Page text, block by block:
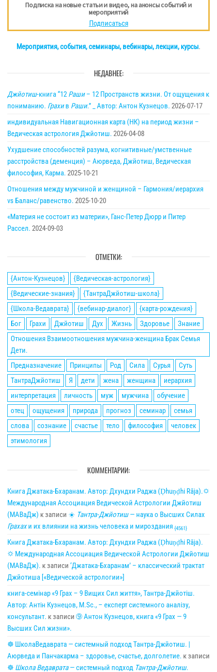
Подписка на новые статьи и видео, на анонсы событий и
мероприятий
Подписаться
Мероприятия, события, семинары, вебинары, лекции, курсы.
НЕДАВНЕЕ:
Джйотиш-книга “12 Раши– 12 Пространств жизни. От ощущения к
пониманию. Грахив Раши.” _ Автор: Антон Кузнецов. 2026-07-17
индивидуальная Навигационная карта (НК) на период жизни –
Ведическая астрология Джйотиш. 2026-04-08
Ухудшение способностей разума, когнитивные/умственные
расстройства (деменция) – Аюрведа, Джйотиш, Ведическая
философия, Карма. 2025-10-21
Отношения между мужчиной и женщиной – Гармония/иерархия
vs Баланс/равенство. 2025-10-20
«Материя не состоит из материи», Ганс-Петер Дюрр и Питер
Рассел. 2024-09-03
ОТМЕТКИ:
{Антон-Кузнецов}
{Ведическая-астрология}
{Ведические-знания}
{ТантраДжйотиш-школа}
{Школа-Ведаврата}
{вебинар-диалог}
{карта-рождения}
Бог
Грахи Джйотиш Дух Жизнь Здоровье
Знание
Отношения Взаимоотношения мужчина-женщина Брак Семья
Дети.
Предназначение
Принципы Род Сила Сурья
Суть
ТантраДжйотиш
Я дети жена женщина
иерархия
интерпретация
личность муж мужчина
обучение
отец
ощущения природа прогноз семинар
семья
слова
сознание счастье тело философия
человек
этимология
КОММЕНТАРИИ:
Книга Джатака-Бхаранам. Автор: Дхундхи Раджа (Ḍhuṇḍhi Rāja).🌣
Международная Ассоциация Ведической Астрологии Джйотиш
(МАВаДж) к записи ☀ Тантра-Джйотиш— наука о Высших Силах
Грахахи их влиянии на жизнь человека и мироздания {4561}
Книга Джатака-Бхаранам. Автор: Дхундхи Раджа (Ḍhuṇḍhi Rāja).
🌣 Международная Ассоциация Ведической Астрологии Джйотиш
(МАВаДж). к записи ‘Джатака-Бхаранам’ – классический трактат
Джйотиша [«Ведической астрологии»]
книга-семінар «9 Грах – 9 Вищих Сил життя», Тантра-Джйотіш.
Автор: Антін Кузнецов, M.Sc., – експерт системного аналізу,
консультант. к записи ➈ Антон Кузнецов, книга «9 Грах — 9
Высших Сил жизни».
☸ ШколаВедаврата — системный подход Тантра-Джйотиш. |
Аюрведа и Панчакарма – здоровье, счастье, долголетие. к записи
☸ Школа Ведаврата— системный подход Тантра-Джйотиш.